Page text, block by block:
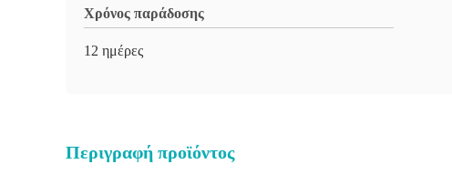
Χρόνος παράδοσης
12 ημέρες
Περιγραφή προϊόντος